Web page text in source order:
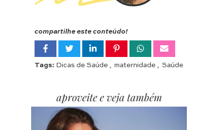
compartilhe este conteúdo!
Tags: Dicas de Saúde maternidade Saúde
aproveite e veja também